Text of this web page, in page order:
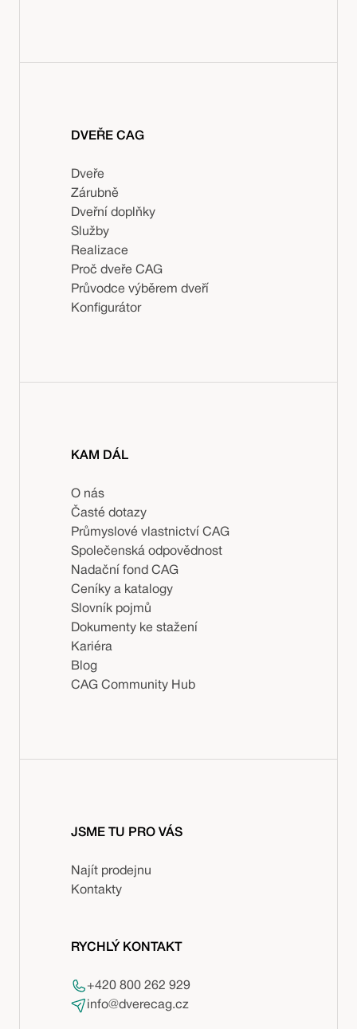
DVEŘE CAG
Dveře
Zárubně
Dveřní doplňky
Služby
Realizace
Proč dveře CAG
Průvodce výběrem dveří
Konfigurátor
KAM DÁL
O nás
Časté dotazy
Průmyslové vlastnictví CAG
Společenská odpovědnost
Nadační fond CAG
Ceníky a katalogy
Slovník pojmů
Dokumenty ke stažení
Kariéra
Blog
CAG Community Hub
JSME TU PRO VÁS
Najít prodejnu
Kontakty
RYCHLÝ KONTAKT
+420 800 262 929
info@dverecag.cz